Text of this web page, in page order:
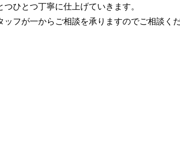
ひとつ丁寧に仕上げていきます。
フが一からご相談を承りますのでご相談くだ